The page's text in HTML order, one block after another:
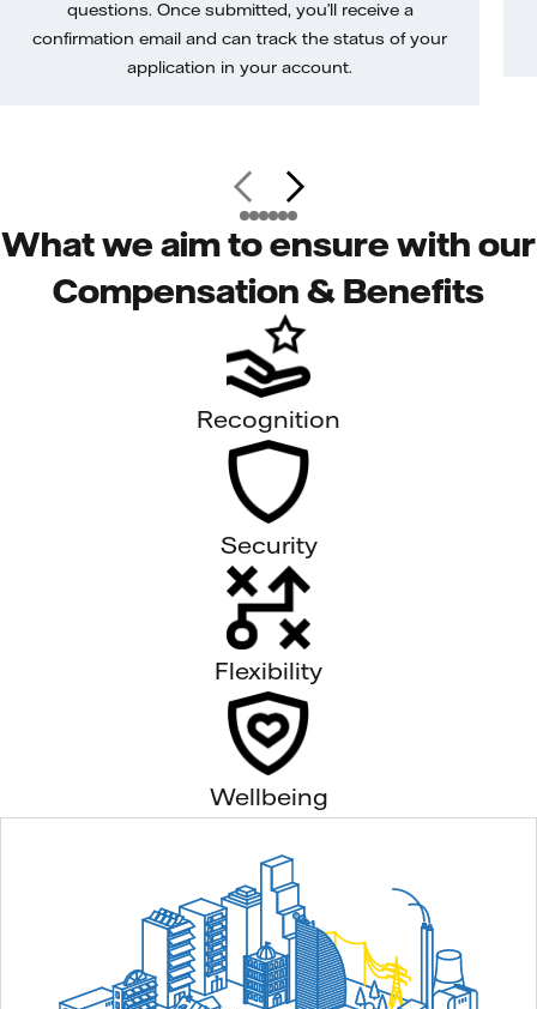
questions. Once submitted, you’ll receive a
confirmation email and can track the status of your
application in your account.
What we aim to ensure with our
Compensation & Benefits
Recognition
Security
Flexibility
Wellbeing